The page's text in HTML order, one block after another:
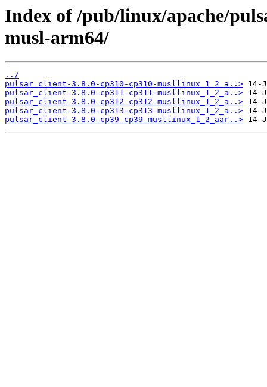
Index of /pub/linux/apache/
musl-arm64/
../
pulsar_client-3.8.0-cp310-cp310-musllinux_1_2_a..>
pulsar_client-3.8.0-cp311-cp311-musllinux_1_2_a..>
pulsar_client-3.8.0-cp312-cp312-musllinux_1_2_a..>
pulsar_client-3.8.0-cp313-cp313-musllinux_1_2_a..>
pulsar_client-3.8.0-cp39-cp39-musllinux_1_2_aar..>